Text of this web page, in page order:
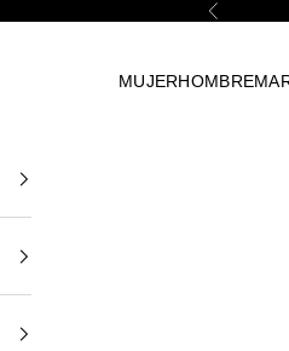
Precedente
MUJERHOMBRE